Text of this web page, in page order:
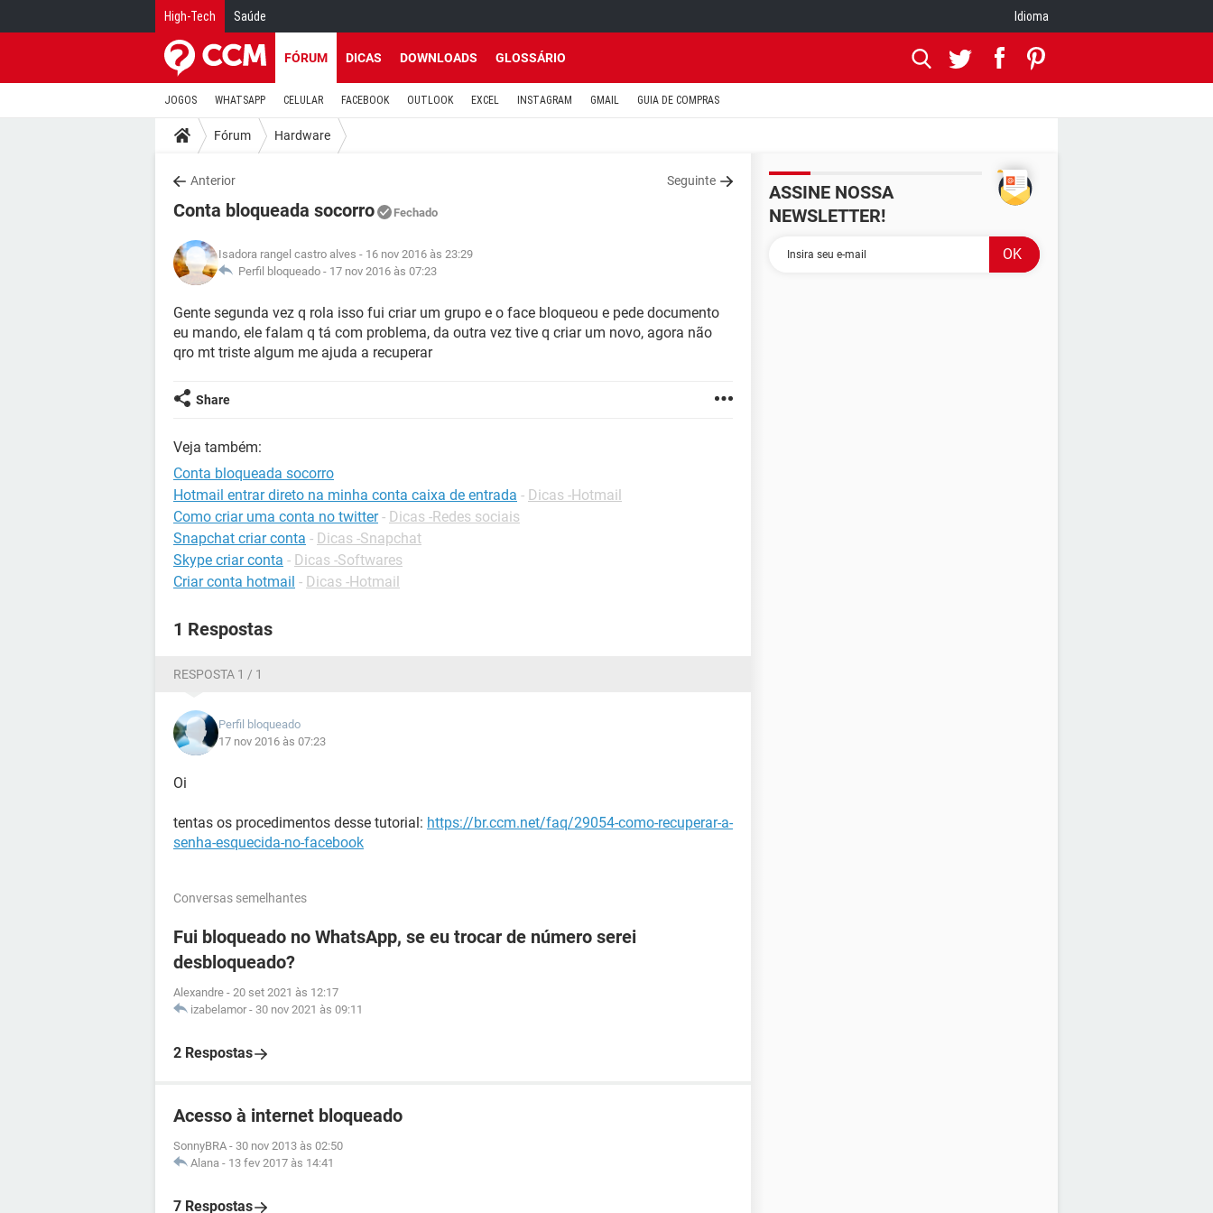
High-Tech Saúde Idioma
FÓRUM DICAS DOWNLOADS GLOSSÁRIO
JOGOS WHATSAPP CELULAR FACEBOOK OUTLOOK EXCEL INSTAGRAM GMAIL GUIA DE COMPRAS
Fórum Hardware
Anterior Seguinte
Conta bloqueada socorro Fechado
Isadora rangel castro alves - 16 nov 2016 às 23:29
Perfil bloqueado - 17 nov 2016 às 07:23
Gente segunda vez q rola isso fui criar um grupo e o face bloqueou e pede documento
eu mando, ele falam q tá com problema, da outra vez tive q criar um novo, agora não
qro mt triste algum me ajuda a recuperar
Share
Veja também:
Conta bloqueada socorro
Hotmail entrar direto na minha conta caixa de entrada - Dicas -Hotmail
Como criar uma conta no twitter - Dicas -Redes sociais
Snapchat criar conta - Dicas -Snapchat
Skype criar conta - Dicas -Softwares
Criar conta hotmail - Dicas -Hotmail
1 Respostas
RESPOSTA 1 / 1
Perfil bloqueado
17 nov 2016 às 07:23
Oi
tentas os procedimentos desse tutorial: https://br.ccm.net/faq/29054-como-recuperar-a-
senha-esquecida-no-facebook
Conversas semelhantes
Fui bloqueado no WhatsApp, se eu trocar de número serei
desbloqueado?
Alexandre - 20 set 2021 às 12:17
izabelamor - 30 nov 2021 às 09:11
2 Respostas
Acesso à internet bloqueado
SonnyBRA - 30 nov 2013 às 02:50
Alana - 13 fev 2017 às 14:41
7 Respostas
ASSINE NOSSA
NEWSLETTER!